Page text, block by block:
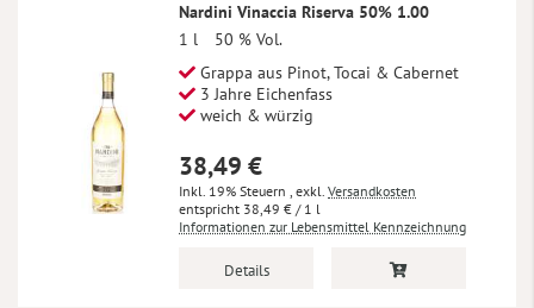
Nardini Vinaccia Riserva 50% 1.00
1 l
50 % Vol.
Grappa aus Pinot, Tocai & Cabernet
3 Jahre Eichenfass
weich & würzig
38,49 €
Inkl. 19% Steuern , exkl. Versandkosten
38,49 € / 1 l
Informationen zur Lebensmittel Kennzeichnung
Details